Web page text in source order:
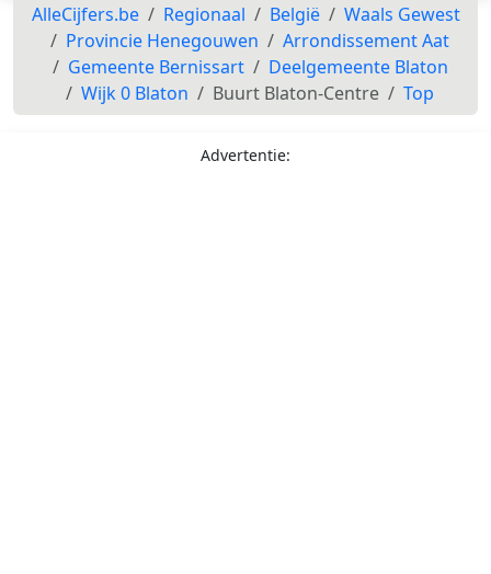
AlleCijfers.be Regionaal België
Waals Gewest
Provincie Henegouwen
Arrondissement Aat
Gemeente Bernissart
Deelgemeente Blaton
Wijk 0 Blaton
Buurt Blaton-Centre Top
Advertentie: